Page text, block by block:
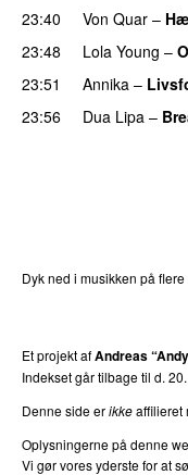
23:40 Von Quar –
23:48
Lola Young –
23:51 Annika –
23:56
Dua Lipa –
Dyk ned i musikken på
Et projekt afAndreas
Indekset går tilbage til d.
Denne side erikkeaffilieret
Oplysningerne på denne
Vi gør vores yderste for at